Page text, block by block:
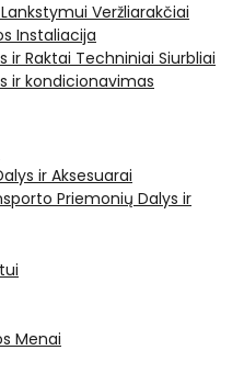
Veržliarakčiai
Instaliacija
ir Raktai Techniniai Siurbliai
ir kondicionavimas
ir Aksesuarai
Priemonių Dalys ir
Menai